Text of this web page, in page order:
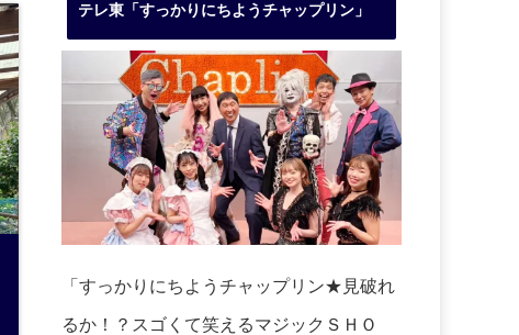
テレ東「すっかりにちようチャップリン」
「すっかりにちようチャップリン★見破れ
るか！？スゴくて笑えるマジックＳＨＯ